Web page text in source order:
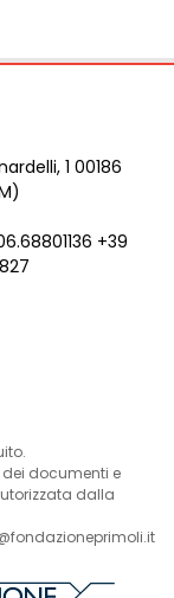
1 00186
+39
dei documenti e
dalla